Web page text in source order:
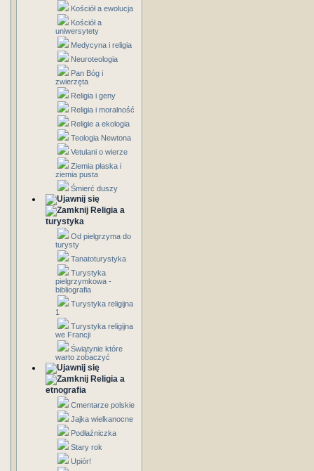
Kościół a ewolucja
Kościół a
uniwersytety
Medycyna i religia
Neuroteologia
Pan Bóg i
zwierzęta
Religia i geny
Religia i moralność
Religie a ekologia
Teologia Newtona
Vetulani o wierze
Ziemia płaska i
ziemia pusta
Śmierć duszy
Religia a
turystyka
Od pielgrzyma do
turysty
Tanatoturystyka
Turystyka
pielgrzymkowa -
bibliografia
Turystyka religijna
1
Turystyka religijna
we Francji
Świątynie które
warto zobaczyć
Religia a
etnografia
Cmentarze polskie
Jajka wielkanocne
Podłaźniczka
Stary rok
Upiór!